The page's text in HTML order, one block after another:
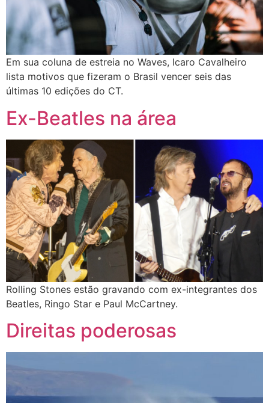
Em sua coluna de estreia no Waves, Icaro Cavalheiro
lista motivos que fizeram o Brasil vencer seis das
últimas 10 edições do CT.
Ex-Beatles na área
Rolling Stones estão gravando com ex-integrantes dos
Beatles, Ringo Star e Paul McCartney.
Direitas poderosas